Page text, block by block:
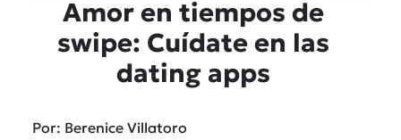
Amor en tiempos de
swipe: Cuídate en las
dating apps
Por: Berenice Villatoro